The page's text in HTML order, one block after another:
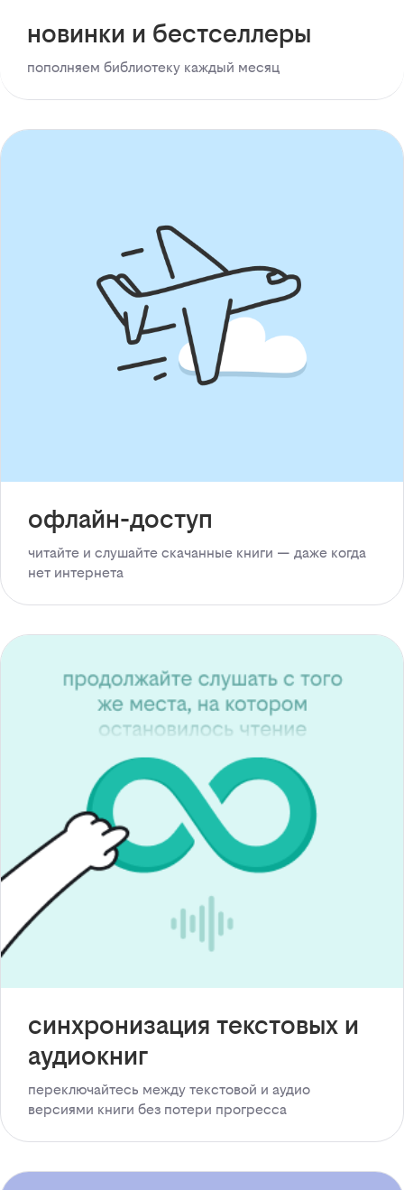
новинки и бестселлеры
пополняем библиотеку каждый месяц
офлайн-доступ
читайте и слушайте скачанные книги — даже когда
нет интернета
синхронизация текстовых и
аудиокниг
переключайтесь между текстовой и аудио
версиями книги без потери прогресса